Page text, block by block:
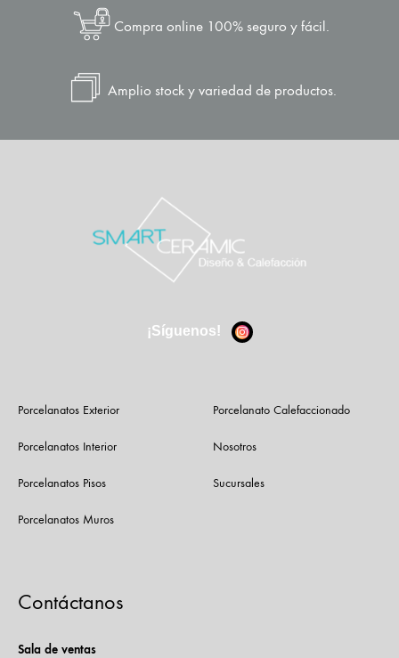
Compra online 100% seguro y fácil.
Amplio stock y variedad de productos.
¡Síguenos!
Porcelanatos Exterior
Porcelanatos Interior
Porcelanatos Pisos
Porcelanatos Muros
Porcelanato Calefaccionado
Nosotros
Sucursales
Contáctanos
Sala de ventas